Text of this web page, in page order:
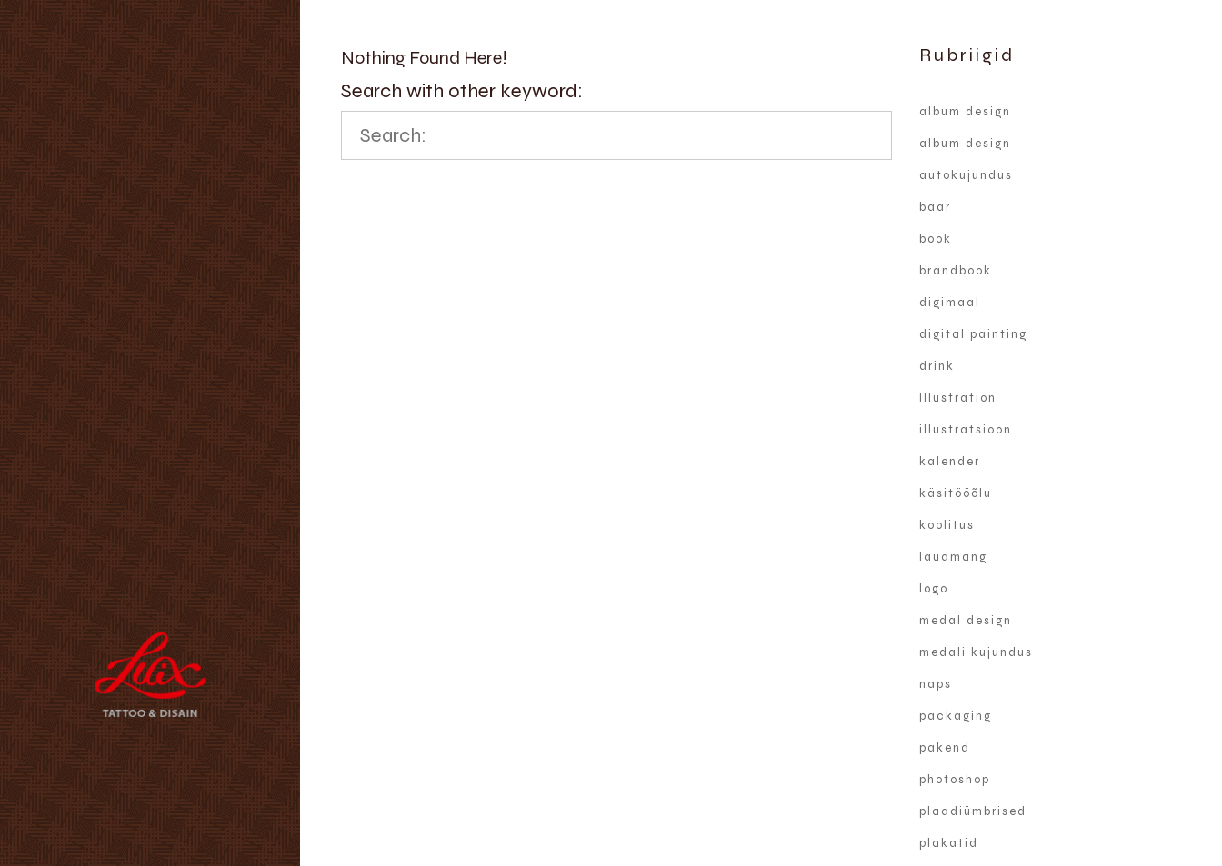
Nothing Found Here!
Search with other keyword:
Rubriigid
album design
album design
autokujundus
baar
book
brandbook
digimaal
digital painting
drink
Illustration
illustratsioon
kalender
käsitööõlu
koolitus
lauamäng
logo
medal design
medali kujundus
naps
packaging
pakend
photoshop
plaadiümbrised
plakatid